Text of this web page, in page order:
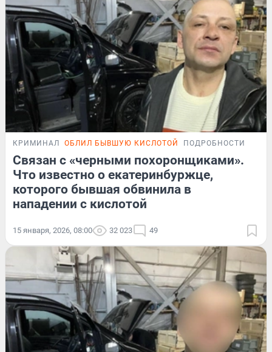
КРИМИНАЛ ОБЛИЛ БЫВШУЮ КИСЛОТОЙ ПОДРОБНОСТИ
Связан с «черными похоронщиками».
Что известно о екатеринбуржце,
которого бывшая обвинила в
нападении с кислотой
15 января, 2026, 08:00 32 023 49